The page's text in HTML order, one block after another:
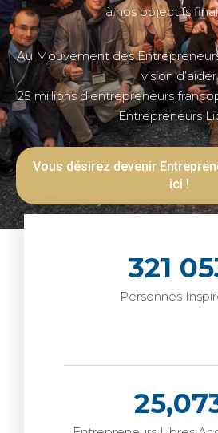
à nos objectifs
Au Mouvement des
vision d’aider
25 millions d’entrepreneurs
Entrepreneurs
Vous désirez devenir
ici !
Personnes
321